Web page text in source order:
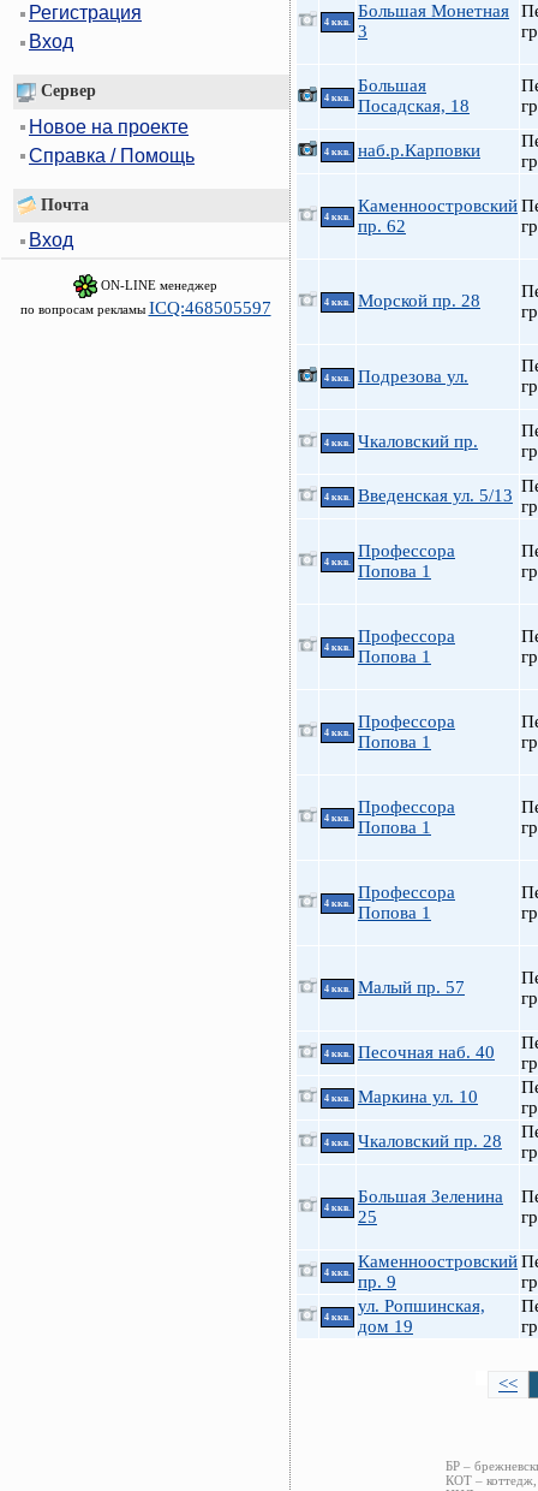
Регистрация
Вход
Сервер
Новое на проекте
Справка / Помощь
Почта
Вход
ON-LINE менеджер
по вопросам рекламы ICQ:468505597
4 ккв.
Большая Монетная
3
гр
4 ккв.
Большая
Посадская, 18
гр
4 ккв. наб.р.Карповки
гр
4 ккв.
Каменноостровский
пр. 62
гр
4 ккв. Морской пр. 28
гр
4 ккв. Подрезова ул.
гр
4 ккв. Чкаловский пр.
гр
4 ккв. Введенская ул. 5/13
гр
4 ккв.
Профессора
Попова 1
гр
4 ккв.
Профессора
Попова 1
гр
4 ккв.
Профессора
Попова 1
гр
4 ккв.
Профессора
Попова 1
гр
4 ккв.
Профессора
Попова 1
гр
4 ккв. Малый пр. 57
гр
4 ккв. Песочная наб. 40
гр
4 ккв. Маркина ул. 10
гр
4 ккв. Чкаловский пр. 28
гр
4 ккв.
Большая Зеленина
25
гр
4 ккв.
Каменноостровский
пр. 9
гр
4 ккв.
ул. Ропшинская,
дом 19
гр
<<
БР –
КОТ –